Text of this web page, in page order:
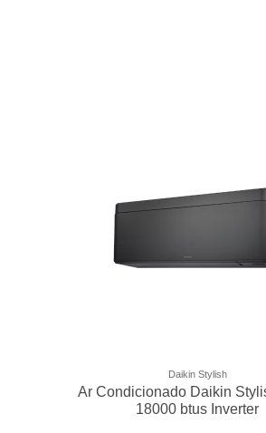
Daikin Stylish
Ar Condicionado Daikin
18000 btus Inverter